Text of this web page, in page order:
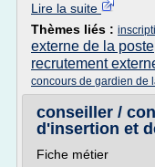
Lire la suite
Thèmes liés :
externe de la poste
recrutement
concours de gardien de
conseiller /
d'insertion et
Fiche métier